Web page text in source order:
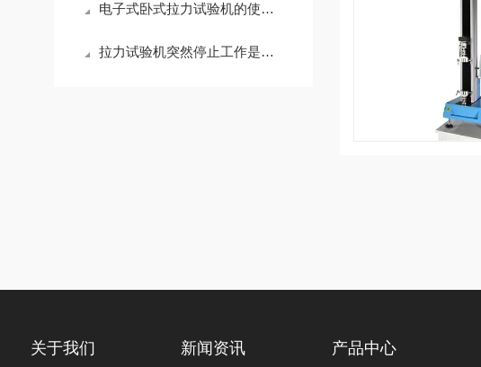
电子式卧式拉力试验机的使用注意事项
拉力试验机突然停止工作是怎么回事
关于我们 新闻资讯 产品中心